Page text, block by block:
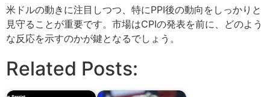
米ドルの動きに注目しつつ、特にPPI後の動向をしっかりと
見守ることが重要です。市場はCPIの発表を前に、どのよう
な反応を示すのかが鍵となるでしょう。
Related Posts: